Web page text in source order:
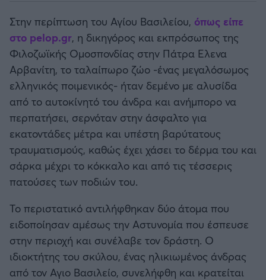
Στην περίπτωση του Αγίου Βασιλείου, όπως είπε
στο pelop.gr, η δικηγόρος και εκπρόσωπος της
Φιλοζωϊκής Ομοσπονδίας στην Πάτρα Ελενα
Αρβανίτη, το ταλαίπωρο ζώο -ένας μεγαλόσωμος
ελληνικός ποιμενικός- ήταν δεμένο με αλυσίδα
από το αυτοκίνητό του άνδρα και ανήμπορο να
περπατήσει, σερνόταν στην άσφαλτο για
εκατοντάδες μέτρα και υπέστη βαρύτατους
τραυματισμούς, καθώς έχει χάσει το δέρμα του και
σάρκα μέχρι το κόκκαλο και από τις τέσσερις
πατούσες των ποδιών του.
Το περιστατικό αντιλήφθηκαν δύο άτομα που
ειδοποίησαν αμέσως την Αστυνομία που έσπευσε
στην περιοχή και συνέλαβε τον δράστη. Ο
ιδιοκτήτης του σκύλου, ένας ηλικιωμένος άνδρας
από τον Αγιο Βασιλείο, συνελήφθη και κρατείται